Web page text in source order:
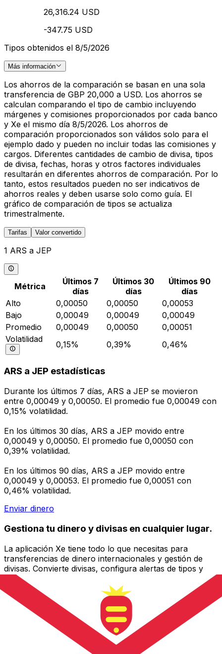
26,316.24 USD
-347.75 USD
Tipos obtenidos el 8/5/2026
Más información
Los ahorros de la comparación se basan en una sola
transferencia de GBP 20,000 a USD. Los ahorros se
calculan comparando el tipo de cambio incluyendo
márgenes y comisiones proporcionados por cada banco
y Xe el mismo día 8/5/2026. Los ahorros de
comparación proporcionados son válidos solo para el
ejemplo dado y pueden no incluir todas las comisiones y
cargos. Diferentes cantidades de cambio de divisa, tipos
de divisa, fechas, horas y otros factores individuales
resultarán en diferentes ahorros de comparación. Por lo
tanto, estos resultados pueden no ser indicativos de
ahorros reales y deben usarse solo como guía. El
gráfico de comparación de tipos se actualiza
trimestralmente.
Tarifas Valor convertido
1 ARS a JEP
Métrica
Últimos 7
días
Últimos 30
días
Últimos 90
días
Alto
0,00050 0,00050
0,00053
Bajo
0,00049 0,00049
0,00049
Promedio
0,00049 0,00050
0,00051
Volatilidad
0,15% 0,39% 0,46%
ARS a JEP estadísticas
Durante los últimos 7 días, ARS a JEP se movieron
entre 0,00049 y 0,00050. El promedio fue 0,00049 con
0,15% volatilidad.
En los últimos 30 días, ARS a JEP movido entre
0,00049 y 0,00050. El promedio fue 0,00050 con
0,39% volatilidad.
En los últimos 90 días, ARS a JEP movido entre
0,00049 y 0,00053. El promedio fue 0,00051 con
0,46% volatilidad.
Enviar dinero
Gestiona tu dinero y divisas en cualquier lugar.
La aplicación Xe tiene todo lo que necesitas para
transferencias de dinero internacionales y gestión de
divisas. Convierte divisas, configura alertas de tipos y
transfiere dinero al extranjero sin comisiones ocultas.
¡Descarga hoy!